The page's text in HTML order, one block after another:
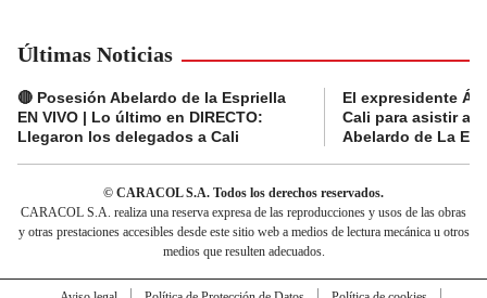
Últimas Noticias
🔴 Posesión Abelardo de la Espriella
EN VIVO | Lo último en DIRECTO:
Llegaron los delegados a Cali
El expresidente
Cali para asistir a
Abelardo de La
© CARACOL S.A. Todos los derechos reservados.
CARACOL S.A. realiza una reserva expresa de las reproducciones y usos de las obras
y otras prestaciones accesibles desde este sitio web a medios de lectura mecánica u otros
medios que resulten adecuados.